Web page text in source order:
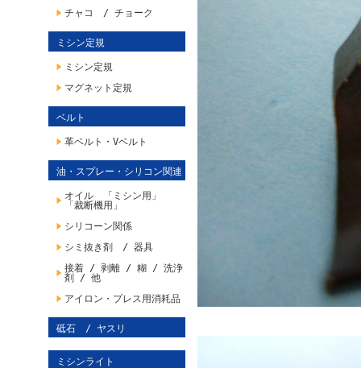
チャコ / チョーク
ミシン定規
ミシン定規
マグネット定規
ベルト
革ベルト・Vベルト
油・スプレー・シリコン関連
オイル 「ミシン用」
「裁断機用」
シリコーン関係
シミ抜き剤 / 器具
接着 / 剥離 / 糊 / 洗浄
剤 / 他
アイロン・プレス用消耗品
砥石 / ヤスリ
ミシンライト